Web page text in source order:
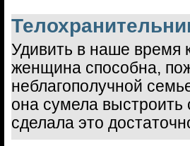
Удивить в наше время
женщина способна,
неблагополучной
она сумела
сделала это